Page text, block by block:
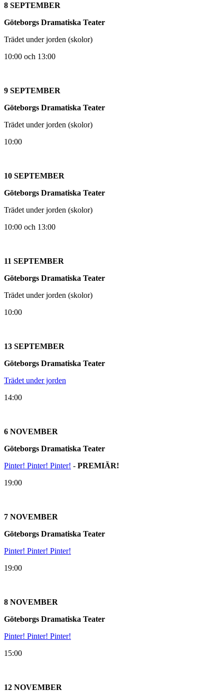
8 SEPTEMBER
Göteborgs Dramatiska Teater
Trädet under jorden (skolor)
10:00 och 13:00
9 SEPTEMBER
Göteborgs Dramatiska Teater
Trädet under jorden (skolor)
10:00
10 SEPTEMBER
Göteborgs Dramatiska Teater
Trädet under jorden (skolor)
10:00 och 13:00
11 SEPTEMBER
Göteborgs Dramatiska Teater
Trädet under jorden (skolor)
10:00
13 SEPTEMBER
Göteborgs Dramatiska Teater
Trädet under jorden
14:00
6 NOVEMBER
Göteborgs Dramatiska Teater
Pinter! Pinter! Pinter! - PREMIÄR!
19:00
7 NOVEMBER
Göteborgs Dramatiska Teater
Pinter! Pinter! Pinter!
19:00
8 NOVEMBER
Göteborgs Dramatiska Teater
Pinter! Pinter! Pinter!
15:00
12 NOVEMBER